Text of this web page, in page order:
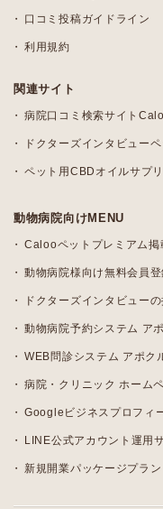
口コミ投稿ガイドライン
利用規約
関連サイト
病院口コミ検索サイト
ドクターズインタビューペ
ペット用CBDオイルサプ
動物病院向けMENU
Calooペットプレミアム掲
動物病院様向け無料会員
ドクターズインタビュー
動物病院予約システム ア
WEB問診システム アポク
病院・クリニック ホーム
Googleビジネスプロフィ
LINE公式アカウント運用
新規開業パッケージプラン